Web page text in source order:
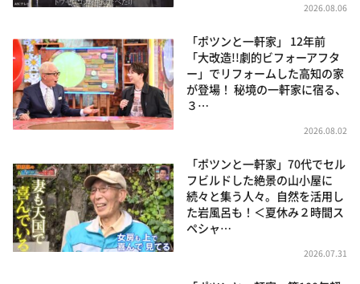
2026.08.06
「ポツンと一軒家」 12年前
「大改造!!劇的ビフォーアフタ
ー」でリフォームした高知の家
が登場！ 秘境の一軒家に宿る、
３…
2026.08.02
「ポツンと一軒家」70代でセル
フビルドした絶景の山小屋に
続々と集う人々。自然を活用し
た岩風呂も！＜夏休み２時間ス
ペシャ…
2026.07.31